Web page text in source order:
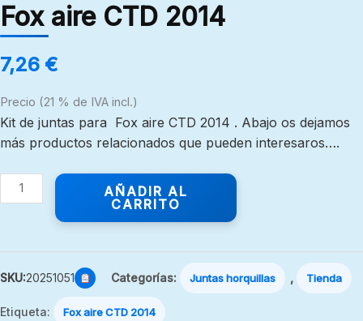
Fox aire CTD 2014
7,26 €
Precio (21 % de IVA incl.)
Kit de juntas para Fox aire CTD 2014 . Abajo os dejamos
más productos relacionados que pueden interesaros….
AÑADIR AL
CARRITO
SKU:20251051 Categorías: Juntas horquillas , Tienda
Etiqueta: Fox aire CTD 2014